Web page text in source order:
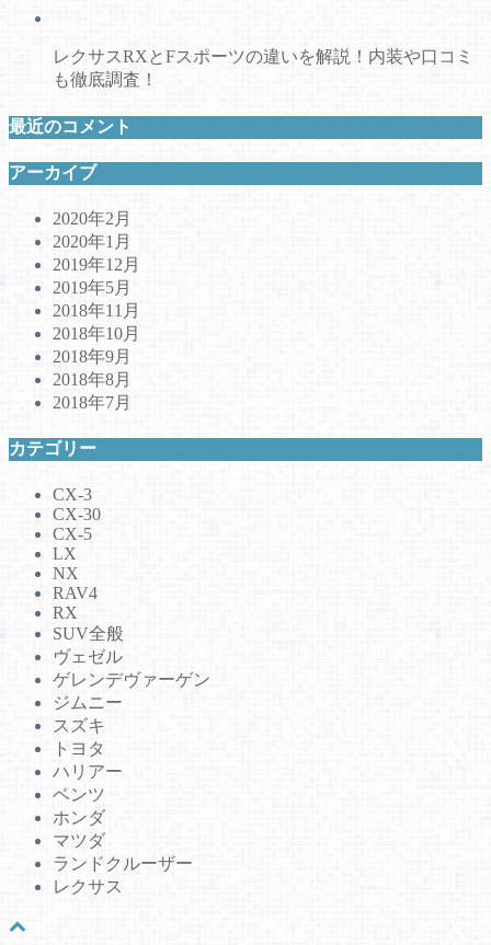
レクサスRXとFスポーツの違いを解説！内装や口コミ
も徹底調査！
最近のコメント
アーカイブ
2020年2月
2020年1月
2019年12月
2019年5月
2018年11月
2018年10月
2018年9月
2018年8月
2018年7月
カテゴリー
CX-3
CX-30
CX-5
LX
NX
RAV4
RX
SUV全般
ヴェゼル
ゲレンデヴァーゲン
ジムニー
スズキ
トヨタ
ハリアー
ベンツ
ホンダ
マツダ
ランドクルーザー
レクサス